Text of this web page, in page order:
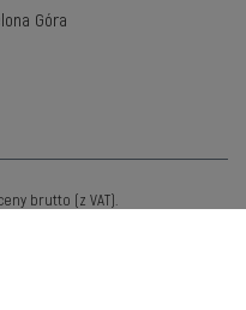
Góra
brutto (z VAT).